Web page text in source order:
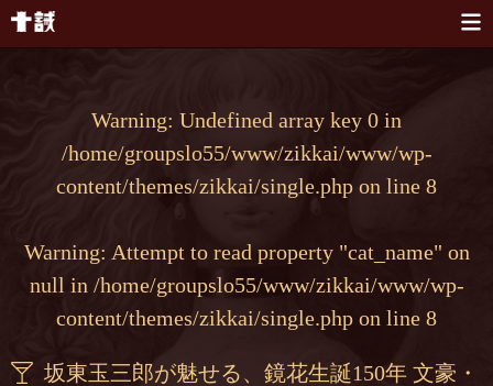
Warning: Undefined array key 0 in
/home/groupslo55/www/zikkai/www/wp-
content/themes/zikkai/single.php on line 8
Warning: Attempt to read property "cat_name" on
null in /home/groupslo55/www/zikkai/www/wp-
content/themes/zikkai/single.php on line 8
坂東玉三郎が魅せる、鏡花生誕150年 文豪・